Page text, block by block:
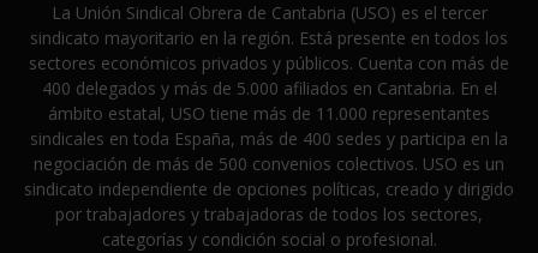
La Unión Sindical Obrera de Cantabria (USO) es el tercer
sindicato mayoritario en la región. Está presente en todos los
sectores económicos privados y públicos. Cuenta con más de
400 delegados y más de 5.000 afiliados en Cantabria. En el
ámbito estatal, USO tiene más de 11.000 representantes
sindicales en toda España, más de 400 sedes y participa en la
negociación de más de 500 convenios colectivos. USO es un
sindicato independiente de opciones políticas, creado y dirigido
por trabajadores y trabajadoras de todos los sectores,
categorías y condición social o profesional.